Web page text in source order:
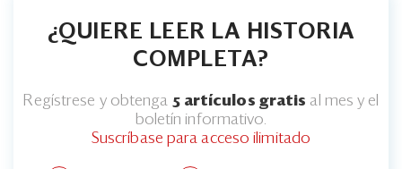
¿QUIERE LEER LA HISTORIA
COMPLETA?
Regístrese y obtenga 5 artículos gratis al mes y el
boletín informativo.
Suscríbase para acceso ilimitado